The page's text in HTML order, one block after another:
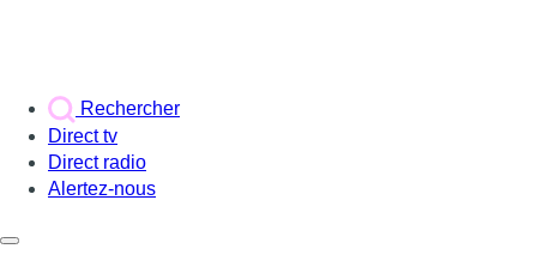
Rechercher
Direct tv
Direct radio
Alertez-nous